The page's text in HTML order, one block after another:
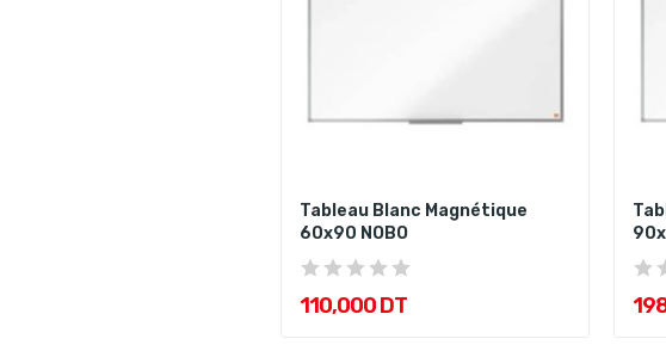
Tableau Blanc Magnétique
60x90 NOBO
110,000 DT